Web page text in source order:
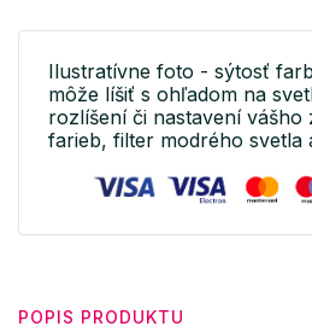
Ilustratívne foto - sýtosť
môže líšiť s ohľadom na
rozlíšení či nastavení vášho
farieb, filter modrého svetla
POPIS PRODUKTU